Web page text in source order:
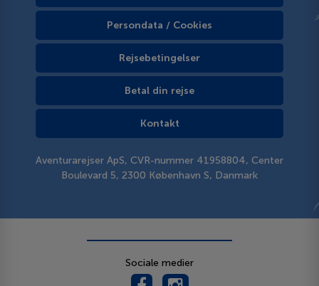
Persondata / Cookies
Rejsebetingelser
Betal din rejse
Kontakt
Aventurarejser ApS, CVR-nummer 41958804, Center
Boulevard 5, 2300 København S, Danmark
Sociale medier